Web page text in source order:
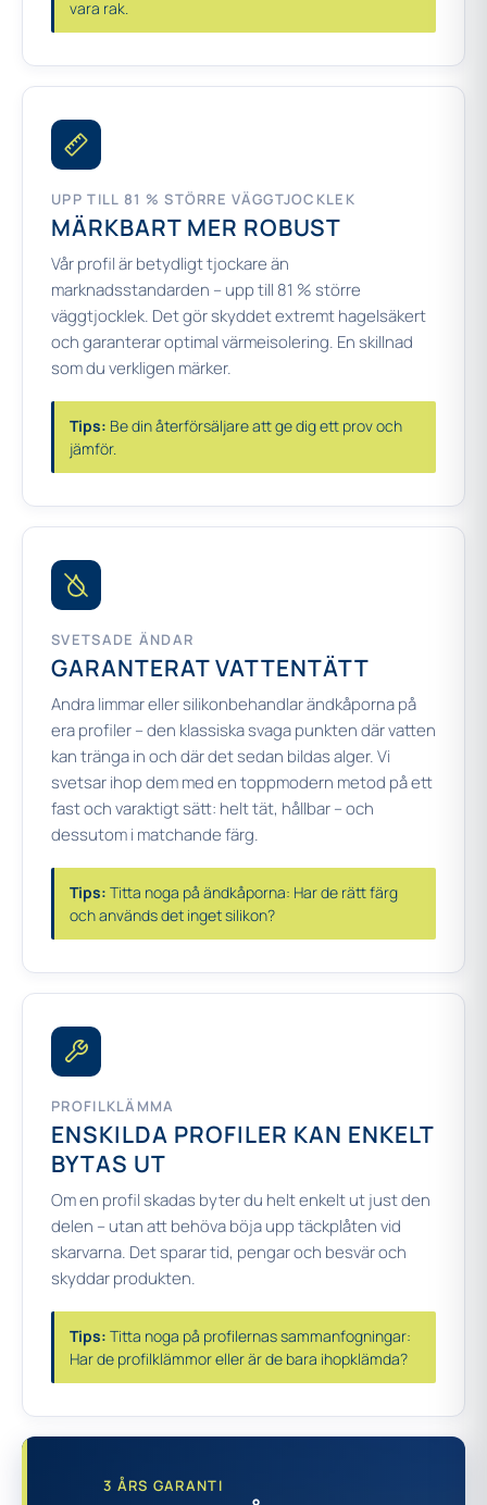
vara rak.
UPP TILL 81 % STÖRRE VÄGGTJOCKLEK
MÄRKBART MER ROBUST
Vår profil är betydligt tjockare än
marknadsstandarden – upp till 81 % större
väggtjocklek. Det gör skyddet extremt hagelsäkert
och garanterar optimal värmeisolering. En skillnad
som du verkligen märker.
Tips: Be din återförsäljare att ge dig ett prov och
jämför.
SVETSADE ÄNDAR
GARANTERAT VATTENTÄTT
Andra limmar eller silikonbehandlar ändkåporna på
era profiler – den klassiska svaga punkten där vatten
kan tränga in och där det sedan bildas alger. Vi
svetsar ihop dem med en toppmodern metod på ett
fast och varaktigt sätt: helt tät, hållbar – och
dessutom i matchande färg.
Tips: Titta noga på ändkåporna: Har de rätt färg
och används det inget silikon?
PROFILKLÄMMA
ENSKILDA PROFILER KAN ENKELT
BYTAS UT
Om en profil skadas byter du helt enkelt ut just den
delen – utan att behöva böja upp täckplåten vid
skarvarna. Det sparar tid, pengar och besvär och
skyddar produkten.
Tips: Titta noga på profilernas sammanfogningar:
Har de profilklämmor eller är de bara ihopklämda?
3 ÅRS GARANTI